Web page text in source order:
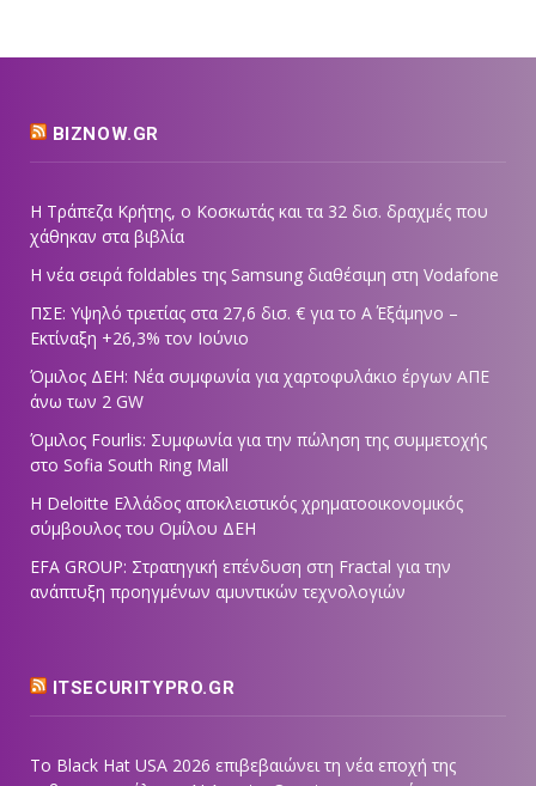
BIZNOW.GR
Η Τράπεζα Κρήτης, ο Κοσκωτάς και τα 32 δισ. δραχμές που
χάθηκαν στα βιβλία
Η νέα σειρά foldables της Samsung διαθέσιμη στη Vodafone
ΠΣΕ: Υψηλό τριετίας στα 27,6 δισ. € για το Α΄ Εξάμηνο –
Εκτίναξη +26,3% τον Ιούνιο
Όμιλος ΔΕΗ: Νέα συμφωνία για χαρτοφυλάκιο έργων ΑΠΕ
άνω των 2 GW
Όμιλος Fourlis: Συμφωνία για την πώληση της συμμετοχής
στο Sofia South Ring Mall
Η Deloitte Ελλάδος αποκλειστικός χρηματοοικονομικός
σύμβουλος του Ομίλου ΔΕΗ
EFA GROUP: Στρατηγική επένδυση στη Fractal για την
ανάπτυξη προηγμένων αμυντικών τεχνολογιών
ITSECURITYPRO.GR
Το Black Hat USA 2026 επιβεβαιώνει τη νέα εποχή της